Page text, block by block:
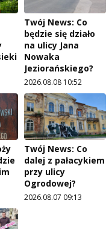
Twój News: Co
będzie się działo
na ulicy Jana
Nowaka
Jeziorańskiego?
2026.08.08 10:52
Twój News: Co
dalej z pałacykiem
przy ulicy
Ogrodowej?
2026.08.07 09:13